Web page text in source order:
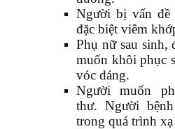
Người bị vấn đề
đặc biệt viêm
Phụ nữ sau sinh,
muốn khôi phục
vóc dáng.
Người muốn
thư. Người
trong quá trình